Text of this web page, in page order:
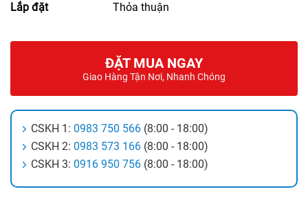
Lắp đặt
Thỏa thuận
ĐẶT MUA NGAY
Giao Hàng Tận Nơi, Nhanh Chóng
CSKH 1: 0983 750 566 (8:00 - 18:00)
CSKH 2: 0983 573 166 (8:00 - 18:00)
CSKH 3: 0916 950 756 (8:00 - 18:00)